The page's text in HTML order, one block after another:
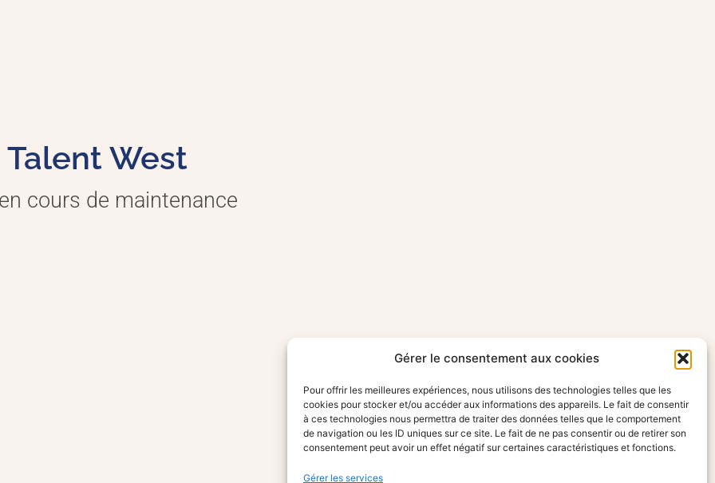
Gérer le consentement aux cookies
Pour offrir les meilleures expériences, nous utilisons des technologies telles que les
cookies pour stocker et/ou accéder aux informations des appareils. Le fait de consentir
à ces technologies nous permettra de traiter des données telles que le comportement
de navigation ou les ID uniques sur ce site. Le fait de ne pas consentir ou de retirer son
consentement peut avoir un effet négatif sur certaines caractéristiques et fonctions.
Gérer les services
Talent West
cours de maintenance